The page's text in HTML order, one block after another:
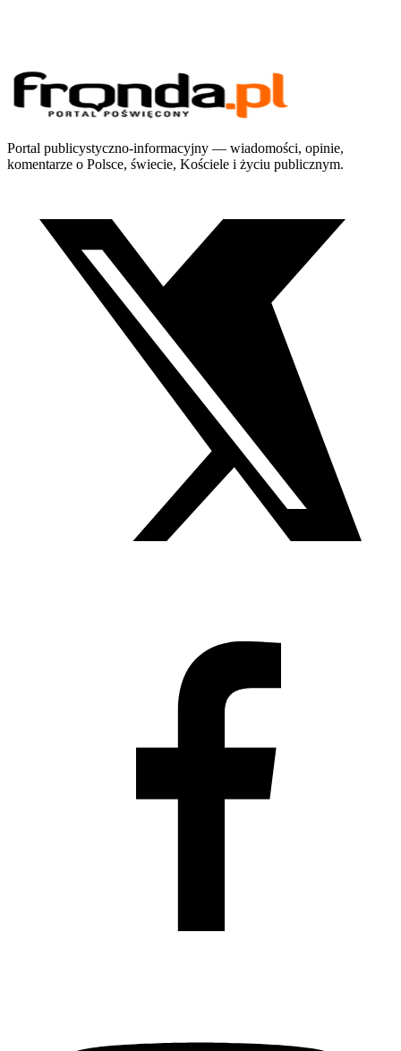
Portal publicystyczno-informacyjny — wiadomości, opinie,
komentarze o Polsce, świecie, Kościele i życiu publicznym.